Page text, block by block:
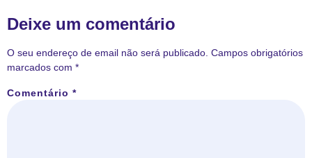
Deixe um comentário
O seu endereço de email não será publicado. Campos obrigatórios
marcados com *
Comentário *